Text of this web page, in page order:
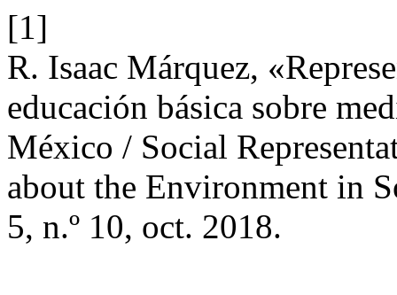
[1]
R. Isaac Márquez,
educación básica sobre
México / Social
about the Environment in
5, n.º 10, oct. 2018.